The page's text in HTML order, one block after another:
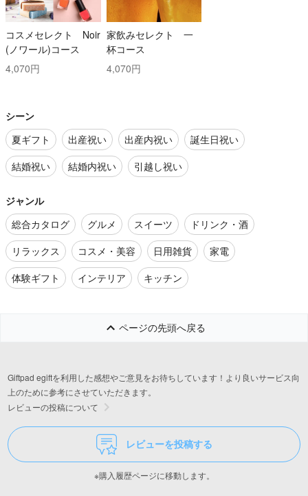
コスメセレクト Noir
(ノワール)コース
4,070円
家飲みセレクト 一
杯コース
4,070円
シーン
夏ギフト
出産祝い 出産内祝い
誕生日祝い
結婚祝い
結婚内祝い 引越し祝い
ジャンル
総合カタログ
グルメ スイーツ
ドリンク・酒
リラックス
コスメ・美容 日用雑貨
家電
体験ギフト
インテリア キッチン
ページの先頭へ戻る
Giftpad egiftを利用した感想やご意見をお待ちしています！より良いサービス向
上のために参考にさせていただきます。
レビューの投稿について
レビューを投稿する
※購入履歴ページに移動します。